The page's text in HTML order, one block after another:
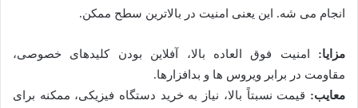
انجام می شه. این یعنی امنیت در بالاترین سطح ممکن.
مزایا: امنیت فوق العاده بالا، آفلاین بودن کلیدهای خصوصی،
مقاومت در برابر ویروس ها و بدافزارها.
معایب: قیمت نسبتاً بالا، نیاز به خرید دستگاه فیزیکی، ممکنه برای